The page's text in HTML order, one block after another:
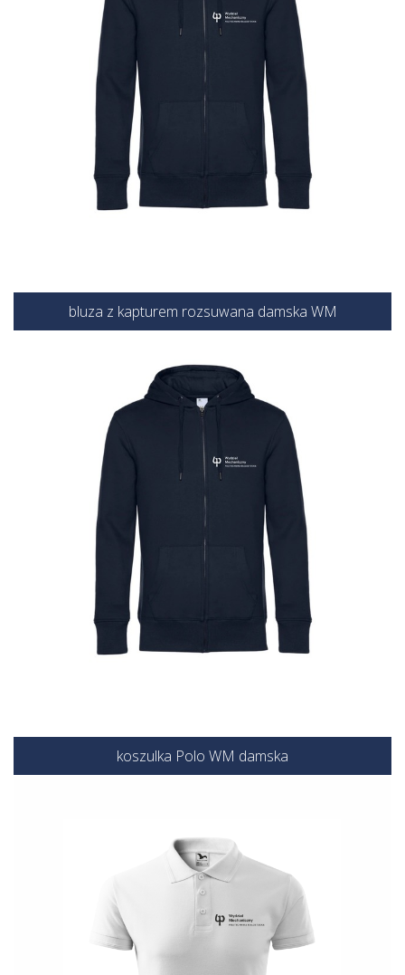
bluza z kapturem rozsuwana damska WM
koszulka Polo WM damska